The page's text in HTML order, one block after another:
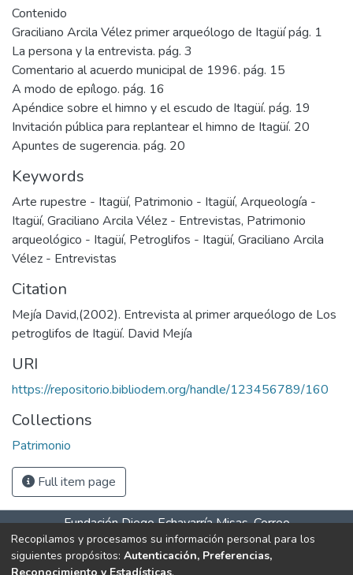
Contenido
Graciliano Arcila Vélez primer arqueólogo de Itagüí pág. 1
La persona y la entrevista. pág. 3
Comentario al acuerdo municipal de 1996. pág. 15
A modo de epílogo. pág. 16
Apéndice sobre el himno y el escudo de Itagüí. pág. 19
Invitación pública para replantear el himno de Itagüí. 20
Apuntes de sugerencia. pág. 20
Keywords
Arte rupestre - Itagüí, Patrimonio - Itagüí, Arqueología -
Itagüí, Graciliano Arcila Vélez - Entrevistas, Patrimonio
arqueológico - Itagüí, Petroglifos - Itagüí, Graciliano Arcila
Vélez - Entrevistas
Citation
Mejía David,(2002). Entrevista al primer arqueólogo de Los
petroglifos de Itagüí. David Mejía
URI
https://repositorio.bibliodem.org/handle/123456789/160
Collections
Patrimonio
Full item page
Fundación Diego Echavarría Misas. Correo
salaitagui@bibliodem.org teléfono: 604 277 07 61 celular –
WhatsApp 31> Horarios de atención: Lunes a viernes 9:00
Recopilamos y procesamos su información personal para los
siguientes propósitos: Autenticación, Preferencias,